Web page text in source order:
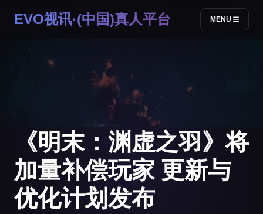
EVO视讯·(中国)真人平台 MENU
《明末：渊虚之羽》将
加量补偿玩家 更新与
优化计划发布